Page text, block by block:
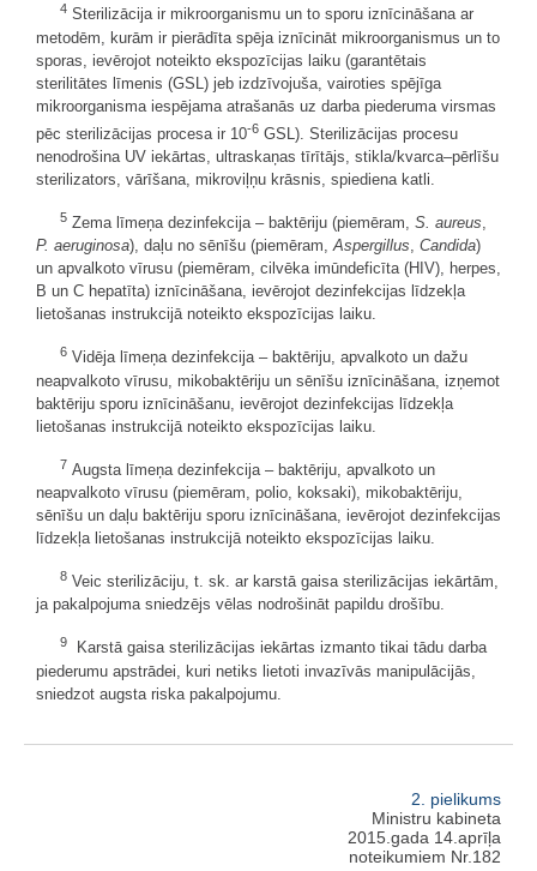
4 Sterilizācija ir mikroorganismu un to sporu iznīcināšana ar
metodēm, kurām ir pierādīta spēja iznīcināt mikroorganismus un to
sporas, ievērojot noteikto ekspozīcijas laiku (garantētais
sterilitātes līmenis (GSL) jeb izdzīvojuša, vairoties spējīga
mikroorganisma iespējama atrašanās uz darba piederuma virsmas
pēc sterilizācijas procesa ir 10-6 GSL). Sterilizācijas procesu
nenodrošina UV iekārtas, ultraskaņas tīrītājs, stikla/kvarca–pērlīšu
sterilizators, vārīšana, mikroviļņu krāsnis, spiediena katli.
5 Zema līmeņa dezinfekcija – baktēriju (piemēram, S. aureus,
P. aeruginosa), daļu no sēnīšu (piemēram,Aspergillus, Candida)
un apvalkoto vīrusu (piemēram, cilvēka imūndeficīta (HIV), herpes,
B un C hepatīta) iznīcināšana, ievērojot dezinfekcijas līdzekļa
lietošanas instrukcijā noteikto ekspozīcijas laiku.
6 Vidēja līmeņa dezinfekcija – baktēriju, apvalkoto un dažu
neapvalkoto vīrusu, mikobaktēriju un sēnīšu iznīcināšana, izņemot
baktēriju sporu iznīcināšanu, ievērojot dezinfekcijas līdzekļa
lietošanas instrukcijā noteikto ekspozīcijas laiku.
7 Augsta līmeņa dezinfekcija – baktēriju, apvalkoto un
neapvalkoto vīrusu (piemēram, polio, koksaki), mikobaktēriju,
sēnīšu un daļu baktēriju sporu iznīcināšana, ievērojot dezinfekcijas
līdzekļa lietošanas instrukcijā noteikto ekspozīcijas laiku.
8 Veic sterilizāciju, t. sk. ar karstā gaisa sterilizācijas iekārtām,
ja pakalpojuma sniedzējs vēlas nodrošināt papildu drošību.
9
Karstā gaisa sterilizācijas iekārtas izmanto tikai tādu darba
piederumu apstrādei, kuri netiks lietoti invazīvās manipulācijās,
sniedzot augsta riska pakalpojumu.
2. pielikums
Ministru kabineta
2015.gada 14.aprīļa
noteikumiem Nr.182